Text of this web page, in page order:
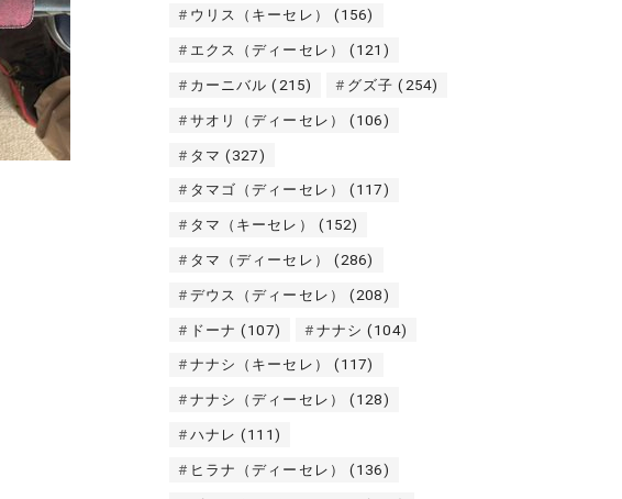
ウリス（キーセレ） (156)
エクス（ディーセレ） (121)
カーニバル (215) グズ子 (254)
サオリ（ディーセレ） (106)
タマ (327)
タマゴ（ディーセレ） (117)
タマ（キーセレ） (152)
タマ（ディーセレ） (286)
デウス（ディーセレ） (208)
ドーナ (107) ナナシ (104)
ナナシ（キーセレ） (117)
ナナシ（ディーセレ） (128)
ハナレ (111)
ヒラナ（ディーセレ） (136)